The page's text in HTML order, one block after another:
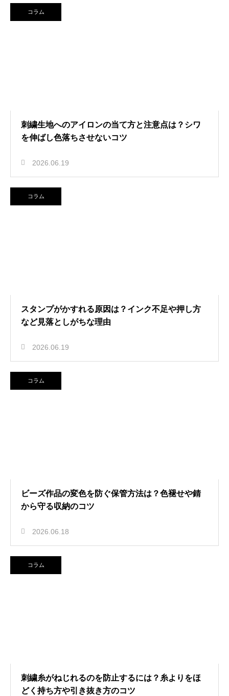
コラム
刺繍生地へのアイロンの当て方と注意点は？シワ
を伸ばし色落ちさせないコツ
2026.06.19
コラム
スタンプがかすれる原因は？インク不足や押し方
など見落としがちな理由
2026.06.19
コラム
ビーズ作品の変色を防ぐ保管方法は？色褪せや錆
から守る収納のコツ
2026.06.18
コラム
刺繍糸がねじれるのを防止するには？糸よりをほ
どく持ち方や引き抜き方のコツ